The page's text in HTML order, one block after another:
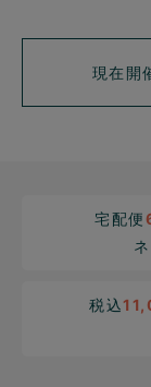
現在開
宅配便
税込